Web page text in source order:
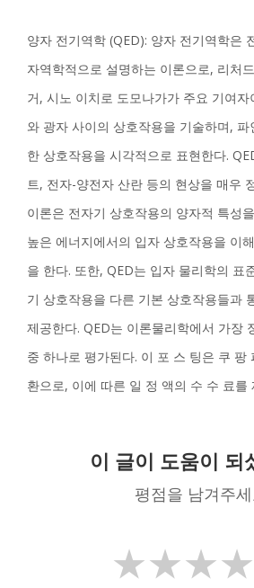
양자 전기역학 (QED): 양자 전기역학은
자역학적으로 설명하는 이론으로, 리처
거, 시노 이치로 도모나가가 주요 기여
와 광자 사이의 상호작용을 기술하며,
한 상호작용을 시각적으로 표현한다.
트, 전자-양전자 산란 등의 현상을 매우
이론은 전자기 상호작용의 양자적 특성
높은 에너지에서의 입자 상호작용을 이
을 한다. 또한, QED는 입자 물리학의 표
기 상호작용을 다른 기본 상호작용들과
제공한다. QED는 이론물리학에서 가장
중 하나로 평가된다. 이 포 스 팅은 쿠 팡
환으로, 이에 따른 일 정 액의 수 수 료를
이 글이 도움이 되
평점을 남겨주세
★★★★